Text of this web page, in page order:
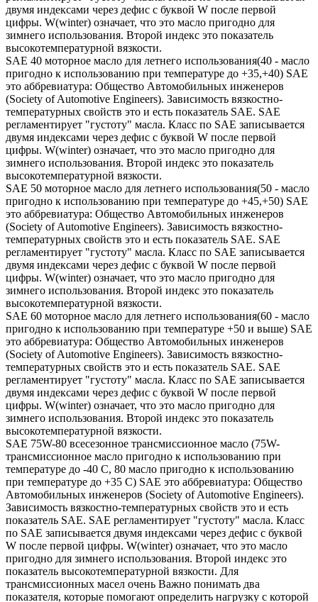
двумя индексами через дефис с буквой W после первой
цифры. W(winter) означает, что это масло пригодно для
зимнего использования. Второй индекс это показатель
высокотемпературной вязкости.
SAE 40 моторное масло для летнего использования(40 - масло
пригодно к использованию при температуре до +35,+40) SAE
это аббревиатура: Общество Автомобильных инженеров
(Society of Automotive Engineers). Зависимость вязкостно-
температурных свойств это и есть показатель SAE. SAE
регламентирует "густоту" масла. Класс по SAE записывается
двумя индексами через дефис с буквой W после первой
цифры. W(winter) означает, что это масло пригодно для
зимнего использования. Второй индекс это показатель
высокотемпературной вязкости.
SAE 50 моторное масло для летнего использования(50 - масло
пригодно к использованию при температуре до +45,+50) SAE
это аббревиатура: Общество Автомобильных инженеров
(Society of Automotive Engineers). Зависимость вязкостно-
температурных свойств это и есть показатель SAE. SAE
регламентирует "густоту" масла. Класс по SAE записывается
двумя индексами через дефис с буквой W после первой
цифры. W(winter) означает, что это масло пригодно для
зимнего использования. Второй индекс это показатель
высокотемпературной вязкости.
SAE 60 моторное масло для летнего использования(60 - масло
пригодно к использованию при температуре +50 и выше) SAE
это аббревиатура: Общество Автомобильных инженеров
(Society of Automotive Engineers). Зависимость вязкостно-
температурных свойств это и есть показатель SAE. SAE
регламентирует "густоту" масла. Класс по SAE записывается
двумя индексами через дефис с буквой W после первой
цифры. W(winter) означает, что это масло пригодно для
зимнего использования. Второй индекс это показатель
высокотемпературной вязкости.
SAE 75W-80 всесезонное трансмиссионное масло (75W-
трансмиссионное масло пригодно к использованию при
температуре до -40 С, 80 масло пригодно к использованию
при температуре до +35 С) SAE это аббревиатура: Общество
Автомобильных инженеров (Society of Automotive Engineers).
Зависимость вязкостно-температурных свойств это и есть
показатель SAE. SAE регламентирует "густоту" масла. Класс
по SAE записывается двумя индексами через дефис с буквой
W после первой цифры. W(winter) означает, что это масло
пригодно для зимнего использования. Второй индекс это
показатель высокотемпературной вязкости. Для
трансмиссионных масел очень Важно понимать два
показателя, которые помогают определить нагрузку с которой